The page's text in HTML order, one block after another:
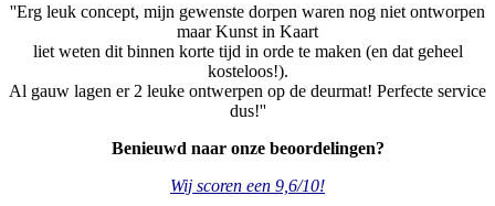
''Erg leuk concept, mijn gewenste dorpen waren nog niet ontworpen
maar Kunst in Kaart
liet weten dit binnen korte tijd in orde te maken (en dat geheel
kosteloos!).
Al gauw lagen er 2 leuke ontwerpen op de deurmat! Perfecte service
dus!''
Benieuwd naar onze beoordelingen?
Wij scoren een 9,6/10!